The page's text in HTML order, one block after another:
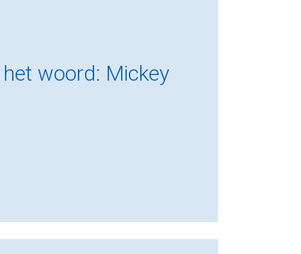
woord: Mickey